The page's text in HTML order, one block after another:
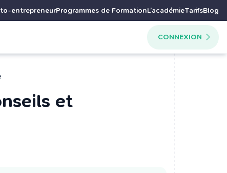
entrepreneurProgrammes de FormationL’académieTarifsBlog
CONNEXION
et